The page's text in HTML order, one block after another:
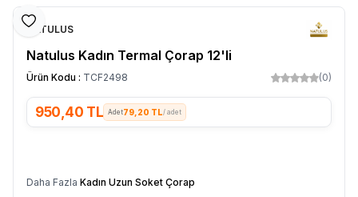
Favoriye Ekle
NATULUS
Natulus Kadın Termal Çorap 12'li
Ürün Kodu : TCF2498 (0)
950,40 TL 79,20 TL/ adet
Daha Fazla Kadın Uzun Soket Çorap